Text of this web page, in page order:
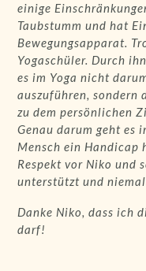
einige
Taubstumm und hat
Bewegungsapparat.
Yogaschüler. Durch
es im Yoga nicht
auszuführen, sondern
zu dem persönlichen
Genau darum geht es
Mensch ein Handicap
Respekt vor Niko und
unterstützt und
Danke Niko, dass ich
darf!